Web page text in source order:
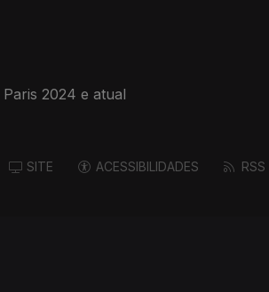
2024 e atual
SITE ACESSIBILIDADES RSS